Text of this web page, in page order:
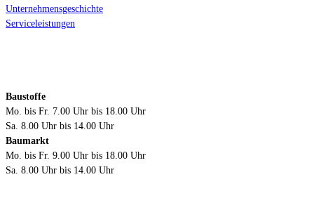
Unternehmensgeschichte
Serviceleistungen
Baustoffe
Mo. bis Fr. 7.00 Uhr bis 18.00 Uhr
Sa. 8.00 Uhr bis 14.00 Uhr
Baumarkt
Mo. bis Fr. 9.00 Uhr bis 18.00 Uhr
Sa. 8.00 Uhr bis 14.00 Uhr